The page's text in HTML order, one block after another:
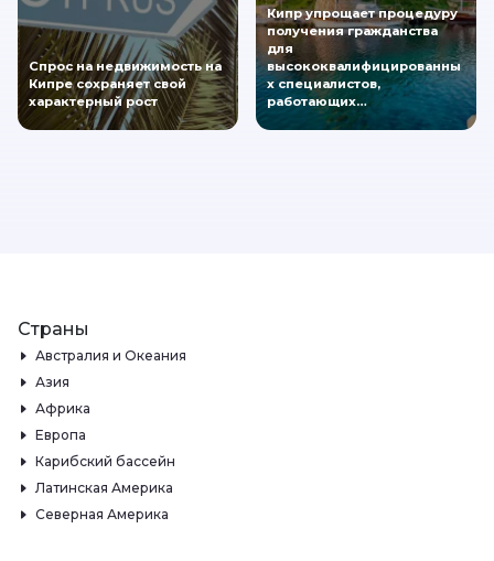
Спрос на недвижимость на
Кипре сохраняет свой
характерный рост
Кипр упрощает процедуру
получения гражданства
для
высококвалифицированны
х специалистов,
работающих…
Страны
Австралия и Океания
Азия
Африка
Европа
Карибский бассейн
Латинская Америка
Северная Америка